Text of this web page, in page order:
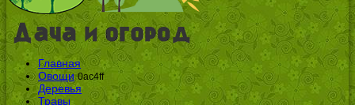
Главная
Овощи 0ac4ff
Деревья
Травы